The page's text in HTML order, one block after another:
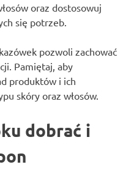
oraz dostosowuj
się potrzeb.
pozwoli zachować
Pamiętaj, aby
produktów i ich
skóry oraz włosów.
dobrać i